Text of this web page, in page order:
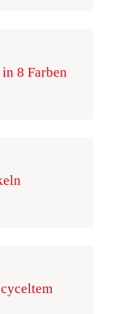
8 Farben